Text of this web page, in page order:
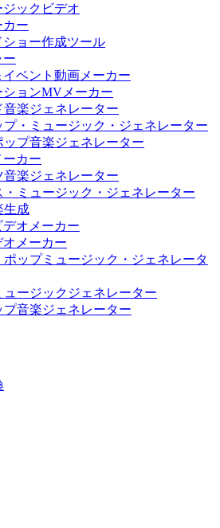
ックビデオ
カー
ョー作成ツール
ー
ベント動画メーカー
ョンMVメーカー
楽ジェネレーター
・ミュージック・ジェネレーター
プ音楽ジェネレーター
ーカー
楽ジェネレーター
ミュージック・ジェネレーター
生成
オメーカー
オメーカー
ップミュージック・ジェネレータ
ージックジェネレーター
音楽ジェネレーター